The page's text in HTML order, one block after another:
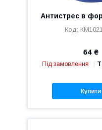
Антистрес в
64 ₴
Під замовлення
Купити